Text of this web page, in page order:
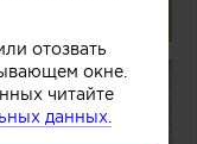
отозвать
окне.
читайте
данных.